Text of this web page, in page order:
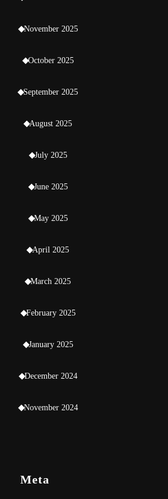
November 2025
October 2025
September 2025
August 2025
July 2025
June 2025
May 2025
April 2025
March 2025
February 2025
January 2025
December 2024
November 2024
Meta